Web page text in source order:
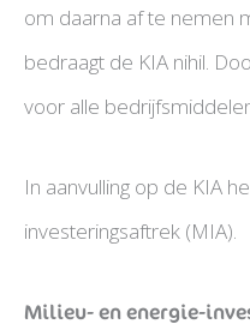
om daarna af te nemen
bedraagt de KIA nihil.
voor alle
In aanvulling op de KIA
investeringsaftrek (MIA).
Milieu- en energie-